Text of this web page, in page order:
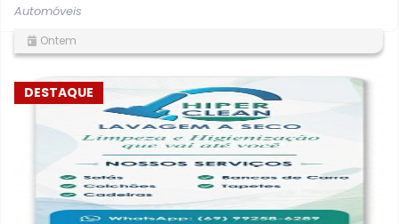
Automóveis
Ontem
DESTAQUE